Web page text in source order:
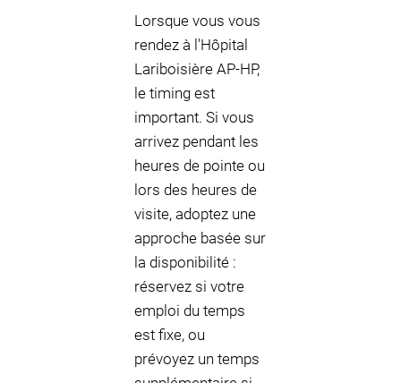
Lorsque vous vous
rendez à l'Hôpital
Lariboisière AP-HP,
le timing est
important. Si vous
arrivez pendant les
heures de pointe ou
lors des heures de
visite, adoptez une
approche basée sur
la disponibilité :
réservez si votre
emploi du temps
est fixe, ou
prévoyez un temps